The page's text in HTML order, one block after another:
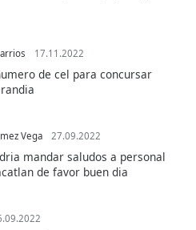
17.11.2022
de cel para concursar
Vega 27.09.2022
mandar saludos a personal
de favor buen dia